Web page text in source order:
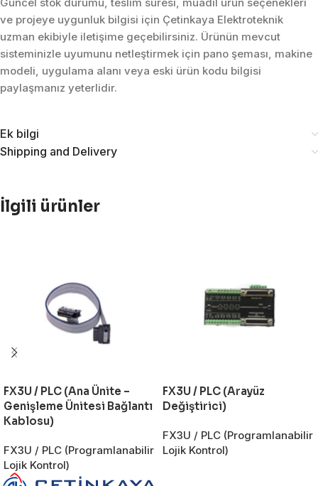
ve projeye uygunluk bilgisi için Çetinkaya Elektroteknik
uzman ekibiyle iletişime geçebilirsiniz. Ürünün mevcut
sisteminizle uyumunu netleştirmek için pano şeması, makine
modeli, uygulama alanı veya eski ürün kodu bilgisi
paylaşmanız yeterlidir.
Ek bilgi
Shipping and Delivery
İlgili ürünler
FX3U / PLC (Ana Ünite –
Genişleme Ünitesi Bağlantı
Kablosu)
FX3U / PLC (Programlanabilir
Lojik Kontrol)
FX3U / PLC (Arayüz
Değiştirici)
FX3U / PLC (Programlanabilir
Lojik Kontrol)